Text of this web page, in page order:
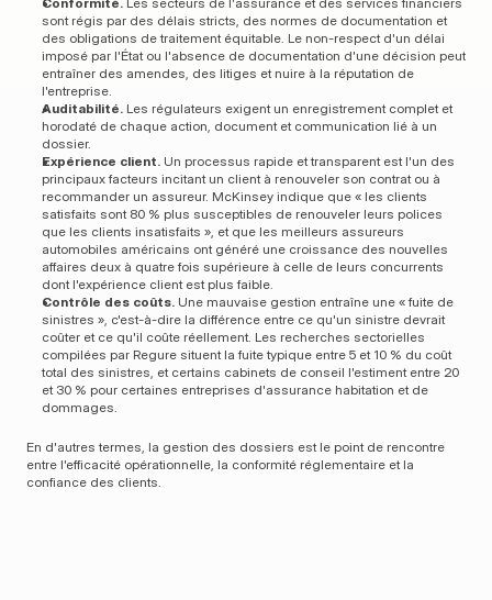
sont régis par des délais stricts, des normes de documentation et
des obligations de traitement équitable. Le non-respect d'un délai
imposé par l'État ou l'absence de documentation d'une décision peut
entraîner des amendes, des litiges et nuire à la réputation de
l'entreprise.
Auditabilité. Les régulateurs exigent un enregistrement complet et
horodaté de chaque action, document et communication lié à un
dossier.
Expérience client. Un processus rapide et transparent est l'un des
principaux facteurs incitant un client à renouveler son contrat ou à
recommander un assureur. McKinsey indique que « les clients
satisfaits sont 80 % plus susceptibles de renouveler leurs polices
que les clients insatisfaits », et que les meilleurs assureurs
automobiles américains ont généré une croissance des nouvelles
affaires deux à quatre fois supérieure à celle de leurs concurrents
dont l'expérience client est plus faible.
Contrôle des coûts. Une mauvaise gestion entraîne une « fuite de
sinistres », c'est-à-dire la différence entre ce qu'un sinistre devrait
coûter et ce qu'il coûte réellement. Les recherches sectorielles
compilées par Regure situent la fuite typique entre 5 et 10 % du coût
total des sinistres, et certains cabinets de conseil l'estiment entre 20
et 30 % pour certaines entreprises d'assurance habitation et de
dommages.
En d'autres termes, la gestion des dossiers est le point de rencontre
entre l'efficacité opérationnelle, la conformité réglementaire et la
confiance des clients.